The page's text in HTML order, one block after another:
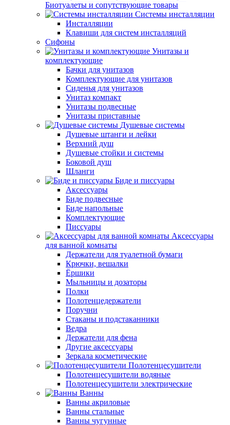
Биотуалеты и сопутствующие товары
Системы инсталляции
Инсталляции
Клавиши для систем инсталляций
Сифоны
Унитазы и
комплектующие
Бачки для унитазов
Комплектующие для унитазов
Сиденья для унитазов
Унитаз компакт
Унитазы подвесные
Унитазы приставные
Душевые системы
Душевые штанги и лейки
Верхний душ
Душевые стойки и системы
Боковой душ
Шланги
Биде и писсуары
Аксессуары
Биде подвесные
Биде напольные
Комплектующие
Писсуары
Аксессуары
для ванной комнаты
Держатели для туалетной бумаги
Крючки, вешалки
Ёршики
Мыльницы и дозаторы
Полки
Полотенцедержатели
Поручни
Стаканы и подстаканники
Ведра
Держатели для фена
Другие аксессуары
Зеркала косметические
Полотенцесушители
Полотенцесушители водяные
Полотенцесушители электрические
Ванны
Ванны акриловые
Ванны стальные
Ванны чугунные